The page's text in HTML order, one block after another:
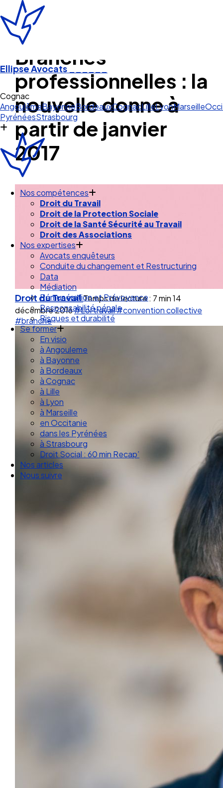
Ellipse Avocats ______
Cognac
AngoulêmeBayonneBordeauxCognacLilleLyonMarseille
PyrénéesStrasbourg
Nos compétences
Droit du Travail
Droit de la Protection Sociale
Droit de la Santé Sécurité au Travail
Droit des Associations
Nos expertises
Avocats enquêteurs
Conduite du changement et Restructuring
Data
Médiation
Rémunération et Prévoyance
Responsabilité pénale
Risques et durabilité
Se former
En visio
à Angouleme
à Bayonne
à Bordeaux
à Cognac
à Lille
à Lyon
à Marseille
en Occitanie
dans les Pyrénées
à Strasbourg
Droit Social : 60 min Recap’
Nos articles
Nous suivre
Branches
professionnelles : la
nouvelle donne à
partir de janvier
2017
Droit du TravailTemps de lecture : 7 min14
décembre 2016#Loi travail#convention collective
#branche